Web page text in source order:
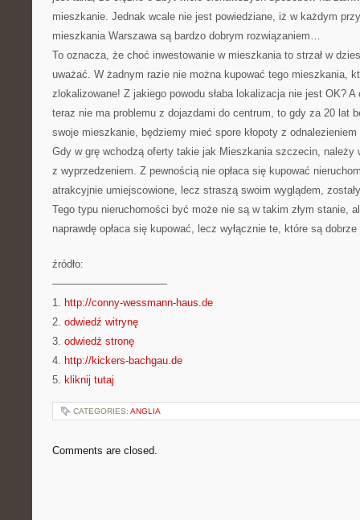
mieszkanie. Jednak wcale nie jest powiedziane, iż w każdym
mieszkania Warszawa są bardzo dobrym rozwiązaniem…
To oznacza, że choć inwestowanie w mieszkania to strzał w
uważać. W żadnym razie nie można kupować tego mieszkania,
zlokalizowane! Z jakiego powodu słaba lokalizacja nie jest OK?
teraz nie ma problemu z dojazdami do centrum, to gdy za 20 lat
swoje mieszkanie, będziemy mieć spore kłopoty z
Gdy w grę wchodzą oferty takie jak Mieszkania szczecin, należy
z wyprzedzeniem. Z pewnością nie opłaca się kupować
atrakcyjnie umiejscowione, lecz straszą swoim wyglądem,
Tego typu nieruchomości być może nie są w takim złym stanie,
naprawdę opłaca się kupować, lecz wyłącznie te, które są dobrze
źródło:
———————————
1. http://conny-wessmann-haus.de
2. odwiedź witrynę
3. odwiedź stronę
4. http://kickers-bachgau.de
5. kliknij tutaj
CATEGORIES: ANGLIA
Comments are closed.